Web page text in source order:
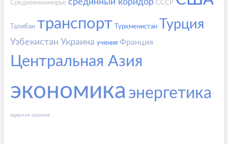
Средиземноморье срединный коридор СССР
Талибан транспорт Туркменистан Турция
Узбекистан Украина учения Франция
Центральная Азия
экономика энергетика
ядерное оружие